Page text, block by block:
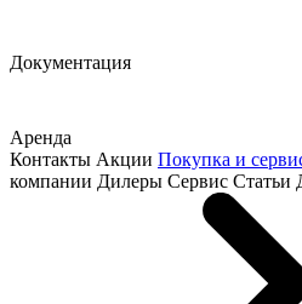
Документация
Аренда
Контакты Акции Покупка и
компании Дилеры Сервис Статьи